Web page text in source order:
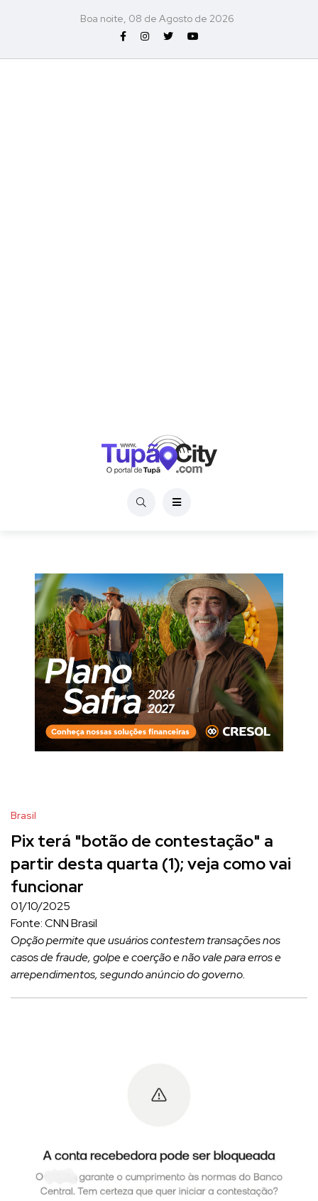
Boa noite, 08 de Agosto de 2026
Brasil
Pix terá "botão de contestação" a
partir desta quarta (1); veja como vai
funcionar
01/10/2025
Fonte: CNN Brasil
Opção permite que usuários contestem transações nos
casos de fraude, golpe e coerção e não vale para erros e
arrependimentos, segundo anúncio do governo.